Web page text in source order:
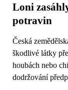
Loni
potravin
Česká
škodlivé látky
houbách nebo
dodržování